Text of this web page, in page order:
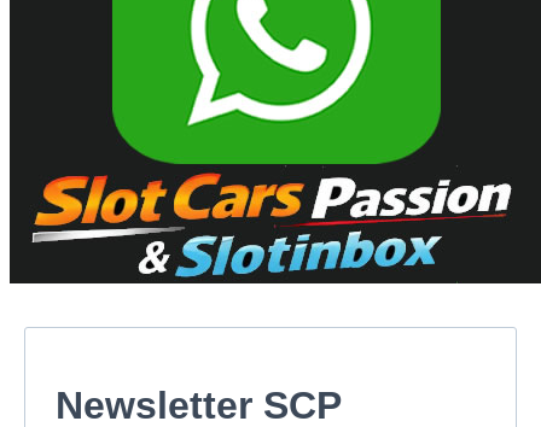
Newsletter SCP